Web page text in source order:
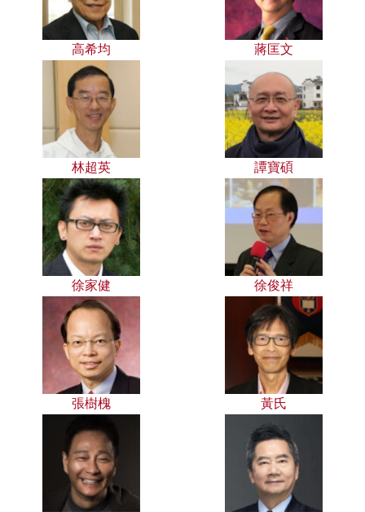
高希均 蔣匡文
林超英 譚寶碩
徐家健 徐俊祥
張樹槐 黃氏